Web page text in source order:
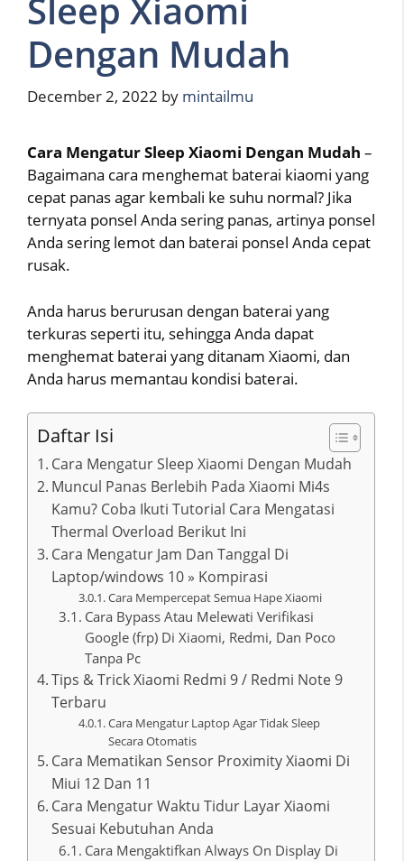
Sleep Xiaomi
Dengan Mudah
December 2, 2022 by mintailmu
Cara Mengatur Sleep Xiaomi Dengan Mudah –
Bagaimana cara menghemat baterai kiaomi yang
cepat panas agar kembali ke suhu normal? Jika
ternyata ponsel Anda sering panas, artinya ponsel
Anda sering lemot dan baterai ponsel Anda cepat
rusak.
Anda harus berurusan dengan baterai yang
terkuras seperti itu, sehingga Anda dapat
menghemat baterai yang ditanam Xiaomi, dan
Anda harus memantau kondisi baterai.
Daftar Isi
Cara Mengatur Sleep Xiaomi Dengan Mudah
Muncul Panas Berlebih Pada Xiaomi Mi4s
Kamu? Coba Ikuti Tutorial Cara Mengatasi
Thermal Overload Berikut Ini
Cara Mengatur Jam Dan Tanggal Di
Laptop/windows 10 » Kompirasi
Cara Mempercepat Semua Hape Xiaomi
Cara Bypass Atau Melewati Verifikasi
Google (frp) Di Xiaomi, Redmi, Dan Poco
Tanpa Pc
Tips & Trick Xiaomi Redmi 9 / Redmi Note 9
Terbaru
Cara Mengatur Laptop Agar Tidak Sleep
Secara Otomatis
Cara Mematikan Sensor Proximity Xiaomi Di
Miui 12 Dan 11
Cara Mengatur Waktu Tidur Layar Xiaomi
Sesuai Kebutuhan Anda
Cara Mengaktifkan Always On Display Di